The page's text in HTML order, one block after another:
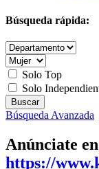
Búsqueda rápida:
Solo Top
Solo
Búsqueda Avanzada
Anúnciate
https://